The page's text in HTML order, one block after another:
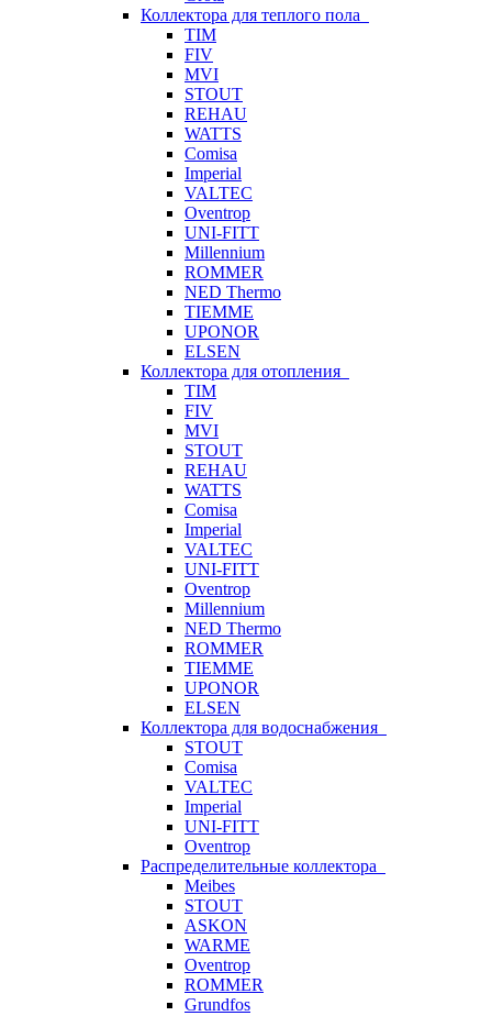
Коллектора для теплого пола
TIM
FIV
MVI
STOUT
REHAU
WATTS
Comisa
Imperial
VALTEC
Oventrop
UNI-FITT
Millennium
ROMMER
NED Thermo
TIEMME
UPONOR
ELSEN
Коллектора для отопления
TIM
FIV
MVI
STOUT
REHAU
WATTS
Comisa
Imperial
VALTEC
UNI-FITT
Oventrop
Millennium
NED Thermo
ROMMER
TIEMME
UPONOR
ELSEN
Коллектора для водоснабжения
STOUT
Comisa
VALTEC
Imperial
UNI-FITT
Oventrop
Распределительные коллектора
Meibes
STOUT
ASKON
WARME
Oventrop
ROMMER
Grundfos